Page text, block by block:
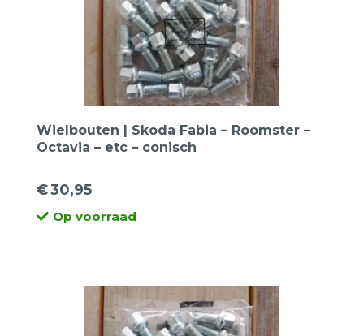
Wielbouten | Skoda Fabia – Roomster –
Octavia – etc – conisch
€30,95
Op voorraad